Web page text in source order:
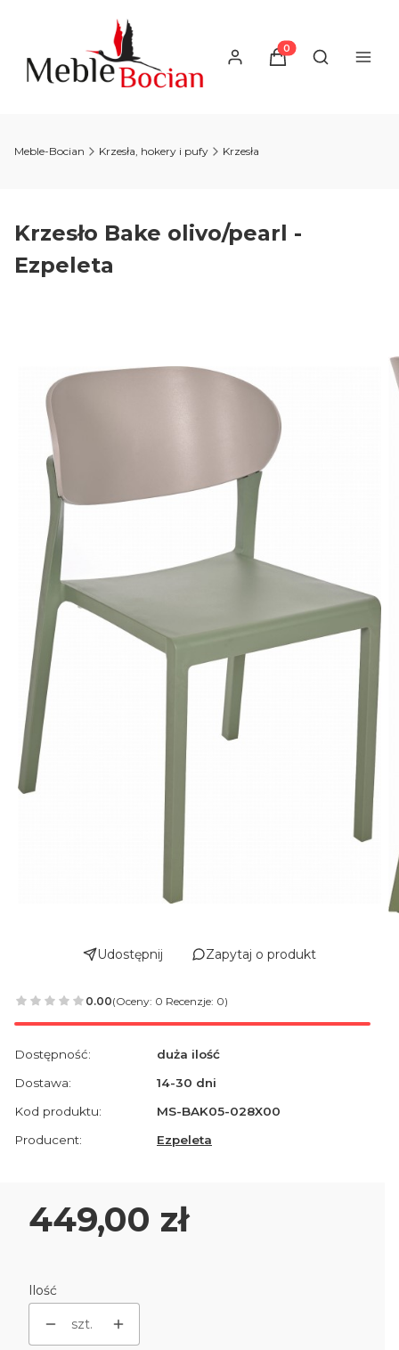
Produkty w
Otwórz
Meble-Bocian Krzesła, hokery i pufy Krzesła
Krzesło Bake olivo/pearl -
Ezpeleta
Udostępnij Zapytaj o produkt
0.00(Oceny: 0 Recenzje: 0)
Dostępność:
duża ilość
Dostawa:
14-30 dni
Kod produktu:
MS-BAK05-028X00
Producent:
Ezpeleta
Cena
449,00 zł
Ilość
szt.